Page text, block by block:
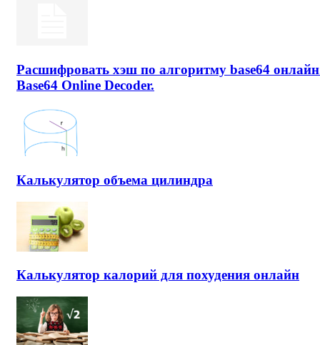
Расшифровать хэш по алгоритму base64
Base64 Online Decoder.
Калькулятор объема цилиндра
Калькулятор калорий для похудения онлайн